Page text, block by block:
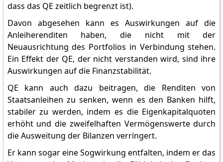
dass das QE zeitlich begrenzt ist).
Davon abgesehen kann es Auswirkungen auf die
Anleiherenditen haben, die nicht mit der
Neuausrichtung des Portfolios in Verbindung stehen.
Ein Effekt der QE, der nicht verstanden wird, sind ihre
Auswirkungen auf die Finanzstabilität.
QE kann auch dazu beitragen, die Renditen von
Staatsanleihen zu senken, wenn es den Banken hilft,
stabiler zu werden, indem es die Eigenkapitalquoten
erhöht und die zweifelhaften Vermögenswerte durch
die Ausweitung der Bilanzen verringert.
Er kann sogar eine Sogwirkung entfalten, indem er das